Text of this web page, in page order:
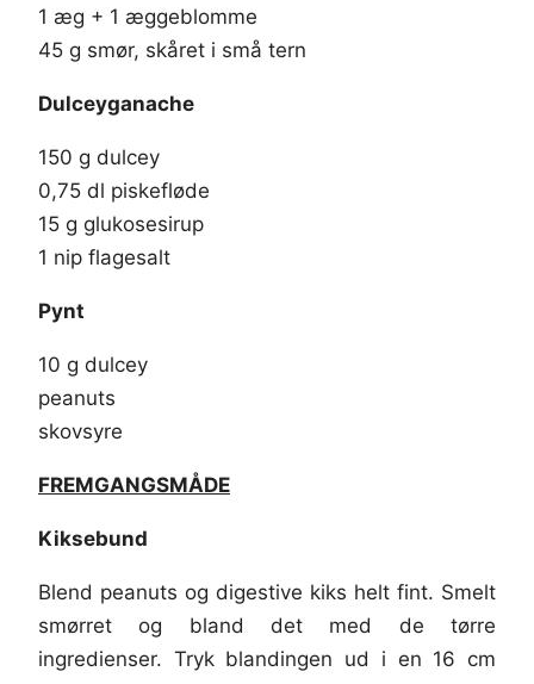
1 æg + 1 æggeblomme
45 g smør, skåret i små tern
Dulceyganache
150 g dulcey
0,75 dl piskefløde
15 g glukosesirup
1 nip flagesalt
Pynt
10 g dulcey
peanuts
skovsyre
FREMGANGSMÅDE
Kiksebund
Blend peanuts og digestive kiks helt fint. Smelt
smørret og bland det med de tørre
ingredienser. Tryk blandingen ud i en 16 cm